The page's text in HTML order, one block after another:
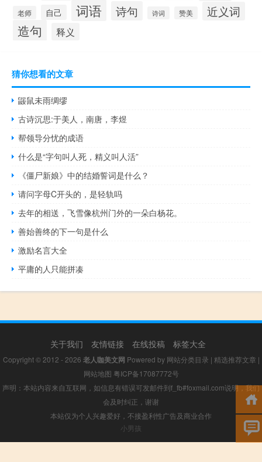
老师 自己 词语 诗句 诗词 赞美 近义词
造句 释义
猜你想看的文章
鼹鼠未雨绸缪
古诗沉思:于美人，南唐，李煜
帮领导分忧的成语
什么是“字句叫人死，精义叫人活”
《僵尸新娘》中的结婚誓词是什么？
请问字母C开头的，是轻轨吗
去年的相送，飞雪像杭州门外的一朵白杨花。
善始善终的下一句是什么
激励名言大全
平庸的人只能拼凑
关于我们 友情链接 在线投稿 标签大全
Copyright © 2012 - 2026 老人咖美文网 Powered by 网站分类目录 | 精选推荐文章 |
网站地图 粤ICP备17087772号
声明：本站内容来自互联网，如信息有错误可发邮件到f_fb#foxmail.com说明，我们
会及时纠正，谢谢
本站仅为个人兴趣爱好，不接盈利性广告及商业合作
小男孩